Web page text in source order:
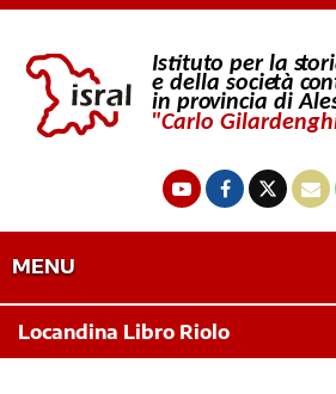
MENU
Locandina Libro Riolo